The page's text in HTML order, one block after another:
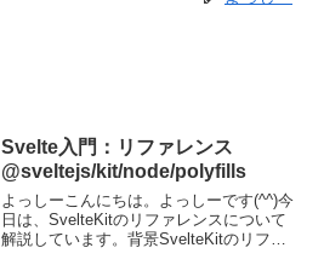
Svelte入門：リファレンス
@sveltejs/kit/node/polyfills
よっしーこんにちは。よっしーです(^^)今
日は、SvelteKitのリファレンスについて
解説しています。背景SvelteKitのリファ